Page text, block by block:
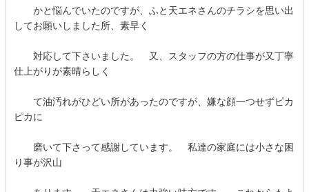
かと悩んでいたのですが、ふと天エネさんのチラシを思い出
してお願いしました所、素早く
対応して下さいました。 又、スタッフの方の仕事が又丁寧
仕上がりが素晴らしく
て油汚れがひどい所があったのですが、嫌な顔一つせずピカ
ピカに
磨いて下さって感謝しています。 私達の家庭には小さな困
り事が沢山